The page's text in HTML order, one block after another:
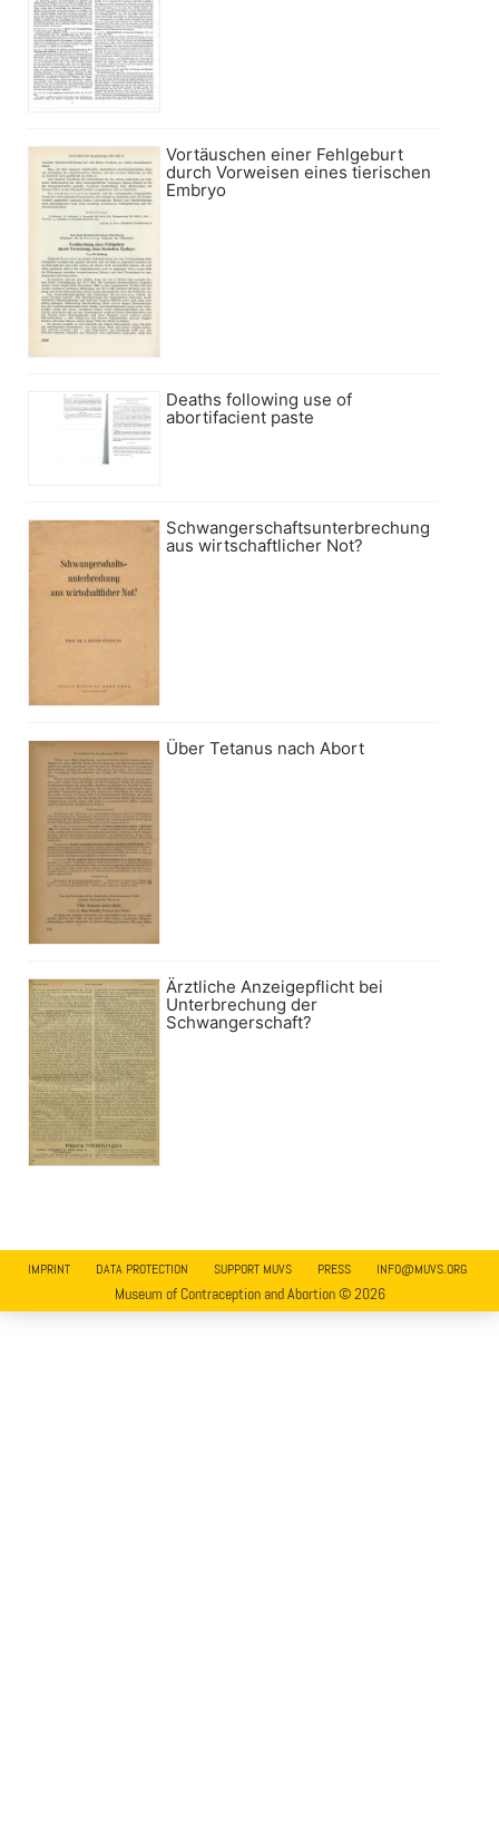
Vortäuschen einer Fehlgeburt
durch Vorweisen eines tierischen
Embryo
Deaths following use of
abortifacient paste
Schwangerschaftsunterbrechung
aus wirtschaftlicher Not?
Über Tetanus nach Abort
Ärztliche Anzeigepflicht bei
Unterbrechung der
Schwangerschaft?
IMPRINT DATA PROTECTION SUPPORT MUVS PRESS INFO@MUVS.ORG
Museum of Contraception and Abortion © 2026